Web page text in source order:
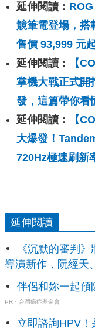
延伸閱讀：
競筆電登場，搭
售價 93,999 元
延伸閱讀：
【
掌機大戰正式開
發，這篇帶你看
延伸閱讀：
【
大爆發！
720Hz極速刷新
延伸閱讀
《沉默的審判
導演新作，阮經天
伴侶和妳一起預
PR・台灣癌症基金會
立即諮詢HPV